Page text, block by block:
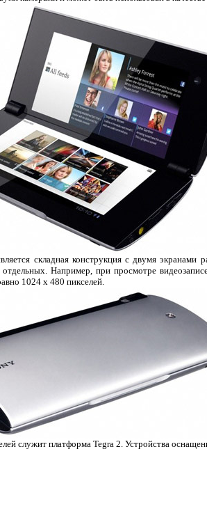
складная конструкция с двумя
Например, при просмотре
1024 х 480 пикселей.
служит платформа Tegra 2. Устройства